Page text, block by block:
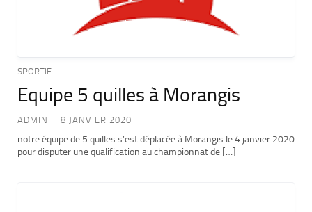
SPORTIF
Equipe 5 quilles à Morangis
ADMIN 8 JANVIER 2020
notre équipe de 5 quilles s’est déplacée à Morangis le 4 janvier 2020
pour disputer une qualification au championnat de […]